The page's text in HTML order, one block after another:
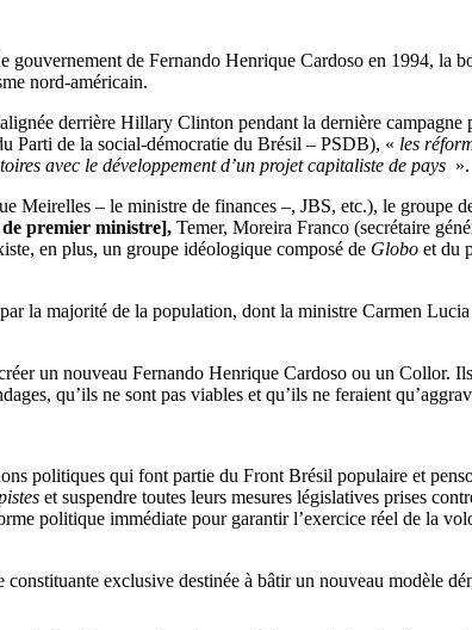
de Fernando Henrique Cardoso en 1994, la
nord-américain.
derrière Hillary Clinton pendant la dernière
Parti de la social-démocratie du Brésil – PSDB), « les
avec le développement d’un projet capitaliste de pays ».
Meirelles – le ministre de finances –, JBS, etc.), le groupe
premier ministre], Temer, Moreira Franco (secrétaire
en plus, un groupe idéologique composé de Globo et du
la majorité de la population, dont la ministre Carmen Lucia
un nouveau Fernando Henrique Cardoso ou un Collor.
qu’ils ne sont pas viables et qu’ils ne feraient
politiques qui font partie du Front Brésil populaire et
et suspendre toutes leurs mesures législatives prises
politique immédiate pour garantir l’exercice réel de la
exclusive destinée à bâtir un nouveau modèle